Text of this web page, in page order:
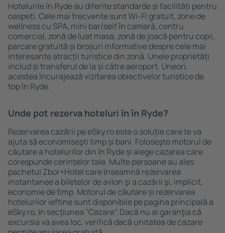
Hotelurile în Ryde au diferite standarde și facilități pentru
oaspeți. Cele mai frecvente sunt Wi-Fi gratuit, zone de
wellness cu SPA, mini bar/seif în cameră, centru
comercial, zonă de luat masa, zonă de joacă pentru copii,
parcare gratuită și broșuri informative despre cele mai
interesante atracții turistice din zonă. Unele proprietăți
includ și transferul de la și către aeroport. Uneori,
acestea încurajează vizitarea obiectivelor turistice de
top în Ryde.
Unde pot rezerva hoteluri ȋn în Ryde?
Rezervarea cazării pe eSky.ro este o soluție care te va
ajuta să economiseşti timp și bani. Foloseşte motorul de
căutare a hotelurilor din în Ryde și alege cazarea care
corespunde cerințelor tale. Multe persoane au ales
pachetul Zbor+Hotel care ȋnseamnă rezervarea
instantanee a biletelor de avion şi a cazării şi, implicit,
economie de timp. Motorul de căutare și rezervarea
hotelurilor ieftine sunt disponibile pe pagina principală a
eSky.ro, ȋn secţiunea "Cazare". Dacă nu ai garanţia că
excursia va avea loc, verifică dacă unitatea de cazare